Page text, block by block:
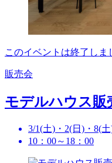
このイベントは終了しま
販売会
モデルハウス販
3/1(土)・2(日)・8(
10：00～18：00